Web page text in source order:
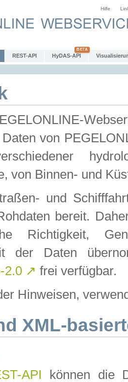
Hilfe
REST-API HyDAS-API
von
von Binnen- und
und
bereit.
Richtigkeit,
der Daten
2.0 ↗ frei verfügbar.
Hinweisen,
XML-
API können die